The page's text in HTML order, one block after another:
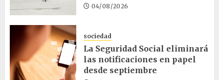
04/08/2026
sociedad
La Seguridad Social eliminará
las notificaciones en papel
desde septiembre